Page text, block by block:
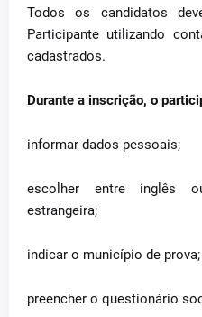
Todos os candidatos
Participante utilizando
cadastrados.
Durante a inscrição, o
informar dados pessoais;
escolher entre inglês
estrangeira;
indicar o município de prova;
preencher o questionário